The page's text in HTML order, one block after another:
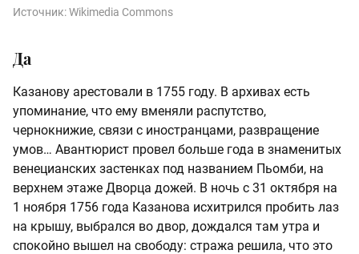
Источник:Wikimedia Commons
Да
Казанову арестовали в 1755 году. В архивах есть
упоминание, что ему вменяли распутство,
чернокнижие, связи с иностранцами, развращение
умов… Авантюрист провел больше года в знаменитых
венецианских застенках под названием Пьомби, на
верхнем этаже Дворца дожей. В ночь с 31 октября на
1 ноября 1756 года Казанова исхитрился пробить лаз
на крышу, выбрался во двор, дождался там утра и
спокойно вышел на свободу: стража решила, что это